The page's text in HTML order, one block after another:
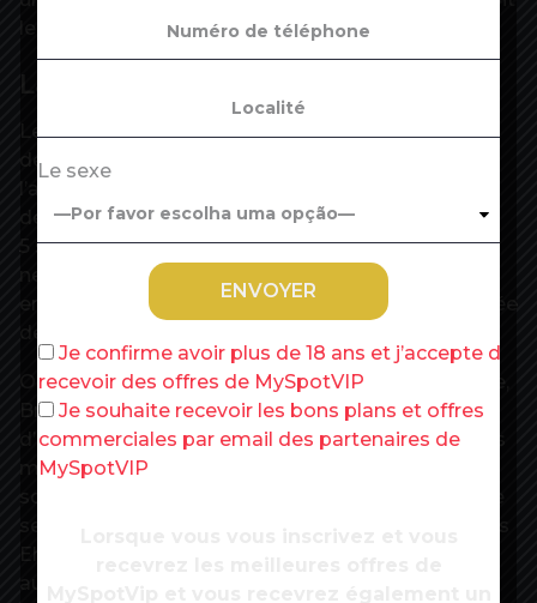
Les positions commencent à se tendre. La maire
de Lille, Martine Aubry, a annoncé mardi
des centaines de milliers de personnes les 4 et
5 septembre, un « crève-coeur » dicté par « la
nécessaire poursuite de la vaccination qui n’a pas
encore atteint un niveau suffisant, ainsi que l’arrivée
Olivier Véran et la ministre déléguée à l’Autonomie,
Brigitte Bourguignon, ont écrit aux directeurs
d’hôpitaux et de maisons de retraite lundi pour les
menacer de rendre obligatoire la vaccination des
Le sexe
Je confirme avoir plus de 18 ans et j’accepte de
recevoir des offres de MySpotVIP
Je souhaite recevoir les bons plans et offres
commerciales par email des partenaires de
MySpotVIP